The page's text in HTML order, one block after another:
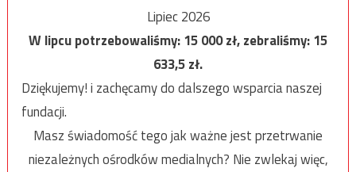
Lipiec 2026
W lipcu potrzebowaliśmy:15 000zł, zebraliśmy:15
633,5zł.
Dziękujemy! i zachęcamy do dalszego wsparcia naszej
fundacji.
Masz świadomość tego jak ważne jest przetrwanie
niezależnych ośrodków medialnych? Nie zwlekaj więc,